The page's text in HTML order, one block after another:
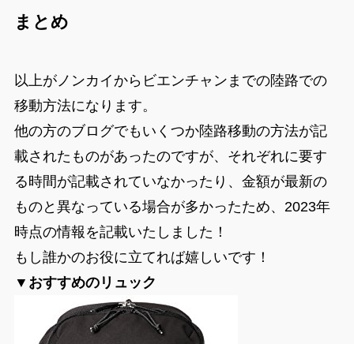
まとめ
以上がノンカイからビエンチャンまでの陸路での
移動方法になります。
他の方のブログでもいくつか陸路移動の方法が記
載されたものがあったのですが、それぞれに要す
る時間が記載されていなかったり、金額が最新の
ものと異なっている場合が多かったため、2023年
時点の情報を記載いたしました！
もし誰かのお役に立てれば嬉しいです！
▼おすすめのリュック